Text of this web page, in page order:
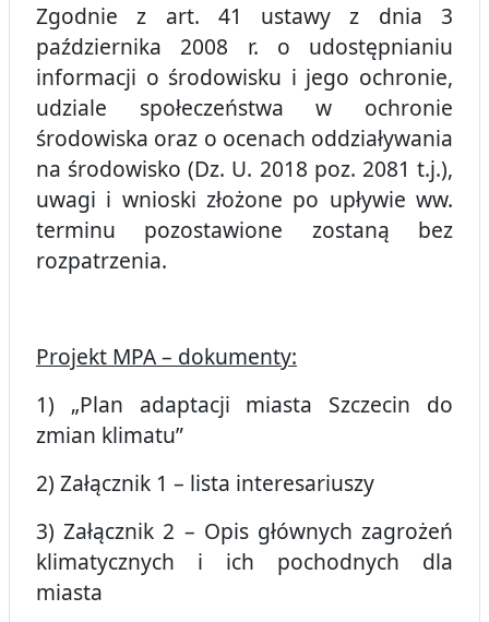
Zgodnie z art. 41 ustawy z dnia 3
października 2008 r. o udostępnianiu
informacji o środowisku i jego ochronie,
udziale społeczeństwa w ochronie
środowiska oraz o ocenach oddziaływania
na środowisko (Dz. U. 2018 poz. 2081 t.j.),
uwagi i wnioski złożone po upływie ww.
terminu pozostawione zostaną bez
rozpatrzenia.
Projekt MPA – dokumenty:
1) „Plan adaptacji miasta Szczecin do
zmian klimatu”
2) Załącznik 1 – lista interesariuszy
3) Załącznik 2 – Opis głównych zagrożeń
klimatycznych i ich pochodnych dla
miasta